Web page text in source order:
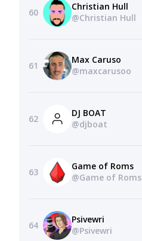
60
Christian Hull
@Christian Hull
61
Max Caruso
@maxcarusoo
62
DJ BOAT
@djboat
63
Game of Roms
@Game of Roms
64
Psivewri
@Psivewri